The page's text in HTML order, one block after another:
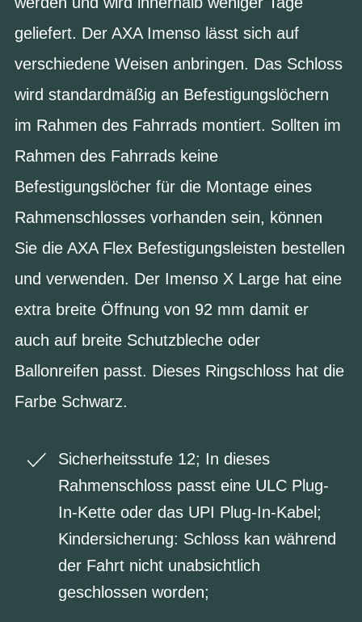
geliefert. Der AXA Imenso lässt sich auf
verschiedene Weisen anbringen. Das Schloss
wird standardmäßig an Befestigungslöchern
im Rahmen des Fahrrads montiert. Sollten im
Rahmen des Fahrrads keine
Befestigungslöcher für die Montage eines
Rahmenschlosses vorhanden sein, können
Sie die AXA Flex Befestigungsleisten bestellen
und verwenden. Der Imenso X Large hat eine
extra breite Öffnung von 92 mm damit er
auch auf breite Schutzbleche oder
Ballonreifen passt. Dieses Ringschloss hat die
Farbe Schwarz.
Sicherheitsstufe 12; In dieses
Rahmenschloss passt eine ULC Plug-
In-Kette oder das UPI Plug-In-Kabel;
Kindersicherung: Schloss kan während
der Fahrt nicht unabsichtlich
geschlossen worden;